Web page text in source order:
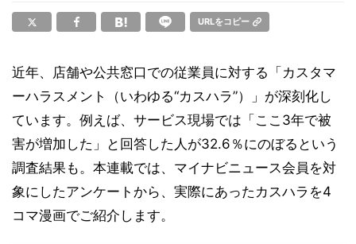
URLをコピー
近年、店舗や公共窓口での従業員に対する「カスタマ
ーハラスメント（いわゆる“カスハラ”）」が深刻化し
ています。例えば、サービス現場では「ここ3年で被
害が増加した」と回答した人が32.6％にのぼるという
調査結果も。本連載では、マイナビニュース会員を対
象にしたアンケートから、実際にあったカスハラを4
コマ漫画でご紹介します。